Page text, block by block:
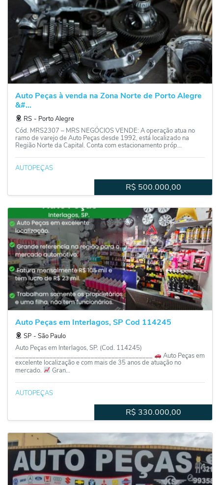
Auto Peças à venda na Zona Norte de Porto Alegre
&#...
RS ‐ Porto Alegre
Cód. MRS2307 – MRS NEGÓCIOS VENDE: A operação atua no
ramo de varejo de Auto Peças desde 1992, está localizado na
Região Norte da Capital. Conta com estacionamento próp...
AUTOPEÇAS
R$ 500.000,00
Auto Peças em Interlagos, SP Cod 114245
SP ‐ São Paulo
Auto Peças em Interlagos, SP. (Cod. 114245)
Auto Peças em
excelente localização e com mais de 35 anos de atuação no
mercado.
Gran...
AUTOPEÇAS
R$ 330.000,00